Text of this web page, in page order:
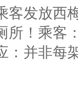
客发放西
所！乘客
：并非每